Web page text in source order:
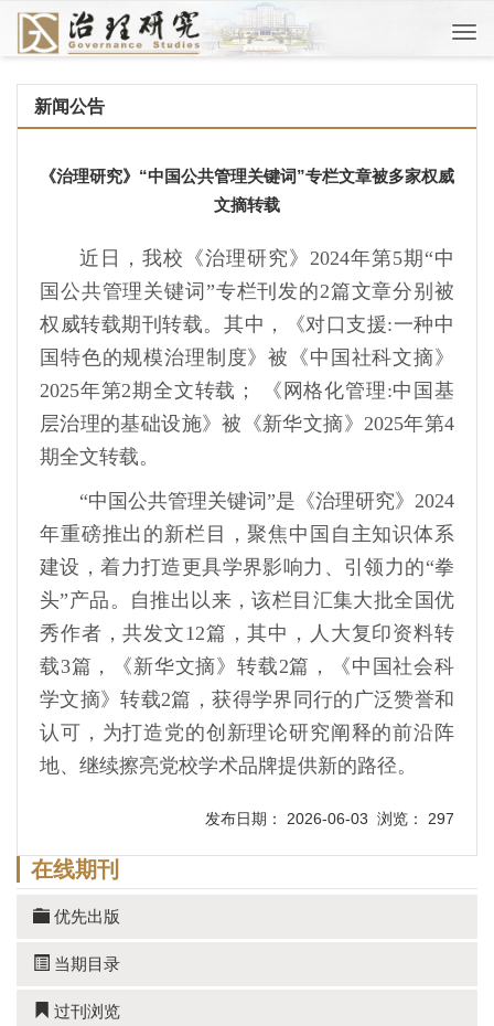
新闻公告
《治理研究》“中国公共管理关键词”专栏文章被多家权威
文摘转载
近日，我校《治理研究》2024年第5期“中
国公共管理关键词”专栏刊发的2篇文章分别被
权威转载期刊转载。其中，《对口支援:一种中
国特色的规模治理制度》被《中国社科文摘》
2025年第2期全文转载； 《网格化管理:中国基
层治理的基础设施》被《新华文摘》2025年第4
期全文转载。
“中国公共管理关键词”是《治理研究》2024
年重磅推出的新栏目，聚焦中国自主知识体系
建设，着力打造更具学界影响力、引领力的“拳
头”产品。自推出以来，该栏目汇集大批全国优
秀作者，共发文12篇，其中，人大复印资料转
载3篇，《新华文摘》转载2篇，《中国社会科
学文摘》转载2篇，获得学界同行的广泛赞誉和
认可，为打造党的创新理论研究阐释的前沿阵
地、继续擦亮党校学术品牌提供新的路径。
发布日期： 2026-06-03 浏览： 297
在线期刊
优先出版
当期目录
过刊浏览